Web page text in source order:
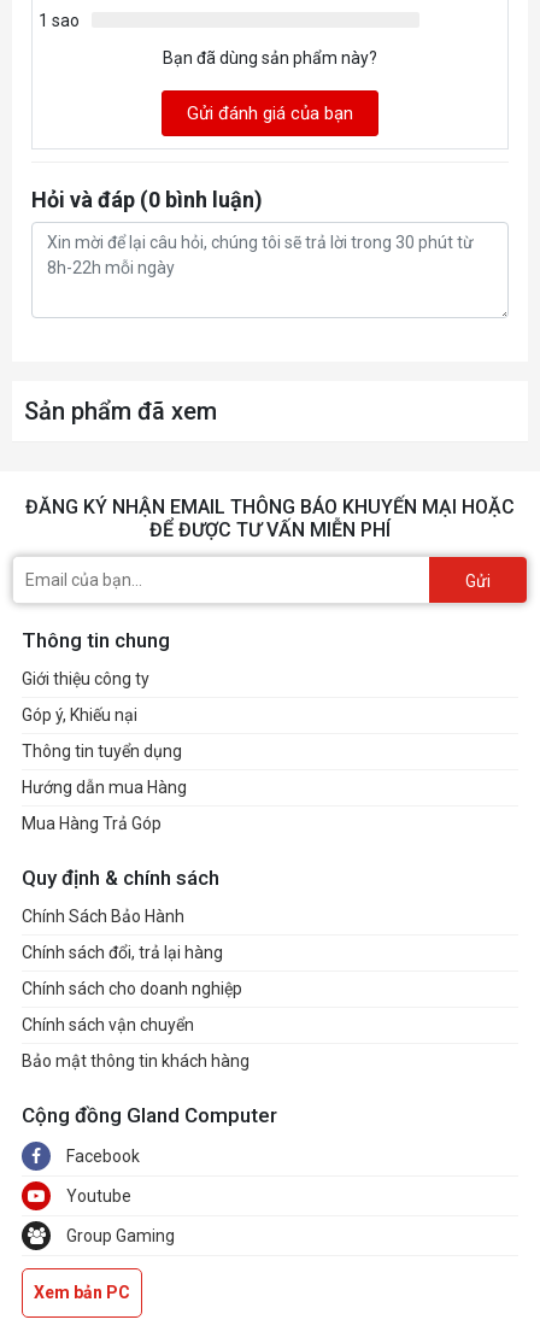
1 sao
Bạn đã dùng sản phẩm này?
Gửi đánh giá của bạn
Hỏi và đáp (0 bình luận)
Sản phẩm đã xem
ĐĂNG KÝ NHẬN EMAIL THÔNG BÁO KHUYẾN MẠI HOẶC
ĐỂ ĐƯỢC TƯ VẤN MIỄN PHÍ
Gửi
Thông tin chung
Giới thiệu công ty
Góp ý, Khiếu nại
Thông tin tuyển dụng
Hướng dẫn mua Hàng
Mua Hàng Trả Góp
Quy định & chính sách
Chính Sách Bảo Hành
Chính sách đổi, trả lại hàng
Chính sách cho doanh nghiệp
Chính sách vận chuyển
Bảo mật thông tin khách hàng
Cộng đồng Gland Computer
Facebook
Youtube
Group Gaming
Xem bản PC